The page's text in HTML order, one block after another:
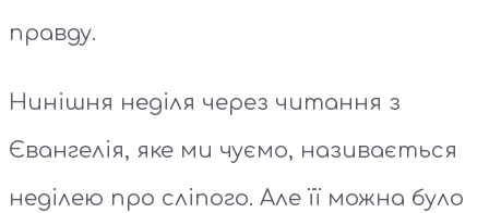
правду.
Нинішня неділя через читання з
Євангелія, яке ми чуємо, називається
неділею про сліпого. Але її можна було